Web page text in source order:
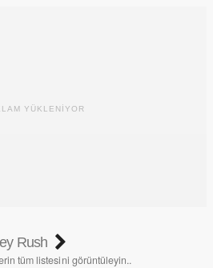
YÜKLENİYOR
Rush
tüm listesini görüntüleyin..